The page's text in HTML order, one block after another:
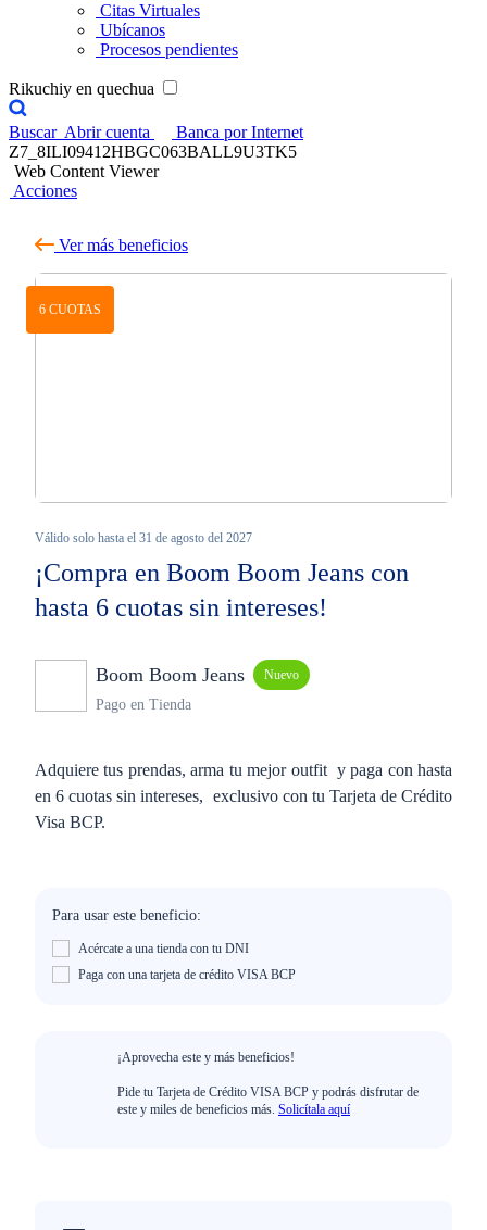
Citas Virtuales
Ubícanos
Procesos pendientes
Rikuchiy en quechua
Buscar Abrir cuenta
Banca por Internet
Z7_8ILI09412HBGC063BALL9U3TK5
Web Content Viewer
Acciones
Ver más beneficios
6 CUOTAS
Válido solo hasta el 31 de agosto del 2027
¡Compra en Boom Boom Jeans con
hasta 6 cuotas sin intereses!
Boom Boom Jeans Nuevo
Pago en Tienda
Adquiere tus prendas, arma tu mejor outfit y paga con hasta
en 6 cuotas sin intereses, exclusivo con tu Tarjeta de Crédito
Visa BCP.
Para usar este beneficio:
Acércate a una tienda con tu DNI
Paga con una tarjeta de crédito VISA BCP
¡Aprovecha este y más beneficios!
Pide tu Tarjeta de Crédito VISA BCP y podrás disfrutar de
este y miles de beneficios más. Solicítala aquí